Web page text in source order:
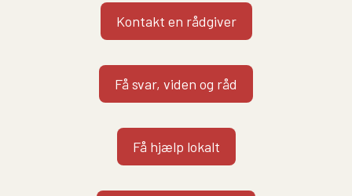
Kontakt en rådgiver
Få svar, viden og råd
Få hjælp lokalt